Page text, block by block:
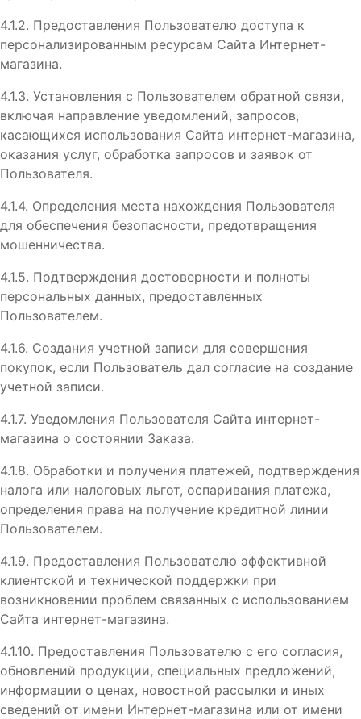
4.1.2. Предоставления Пользователю доступа к
персонализированным ресурсам Сайта Интернет-
магазина.
4.1.3. Установления с Пользователем обратной связи,
включая направление уведомлений, запросов,
касающихся использования Сайта интернет-магазина,
оказания услуг, обработка запросов и заявок от
Пользователя.
4.1.4. Определения места нахождения Пользователя
для обеспечения безопасности, предотвращения
мошенничества.
4.1.5. Подтверждения достоверности и полноты
персональных данных, предоставленных
Пользователем.
4.1.6. Создания учетной записи для совершения
покупок, если Пользователь дал согласие на создание
учетной записи.
4.1.7. Уведомления Пользователя Сайта интернет-
магазина о состоянии Заказа.
4.1.8. Обработки и получения платежей, подтверждения
налога или налоговых льгот, оспаривания платежа,
определения права на получение кредитной линии
Пользователем.
4.1.9. Предоставления Пользователю эффективной
клиентской и технической поддержки при
возникновении проблем связанных с использованием
Сайта интернет-магазина.
4.1.10. Предоставления Пользователю с его согласия,
обновлений продукции, специальных предложений,
информации о ценах, новостной рассылки и иных
сведений от имени Интернет-магазина или от имени